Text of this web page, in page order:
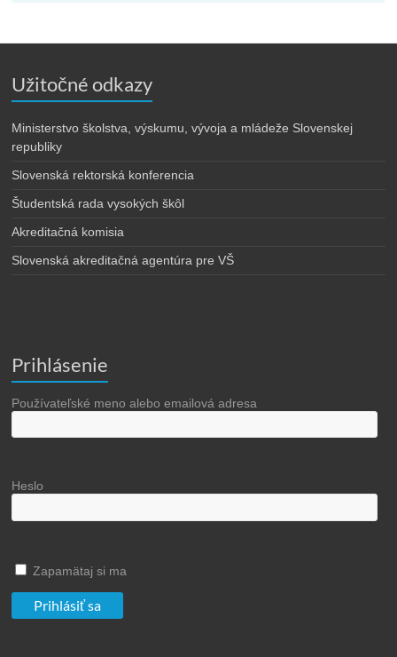
Užitočné odkazy
Ministerstvo školstva, výskumu, vývoja a mládeže Slovenskej
republiky
Slovenská rektorská konferencia
Študentská rada vysokých škôl
Akreditačná komisia
Slovenská akreditačná agentúra pre VŠ
Prihlásenie
Používateľské meno alebo emailová adresa
Heslo
Zapamätaj si ma